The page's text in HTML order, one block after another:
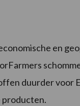
en
duurder voor
producten.